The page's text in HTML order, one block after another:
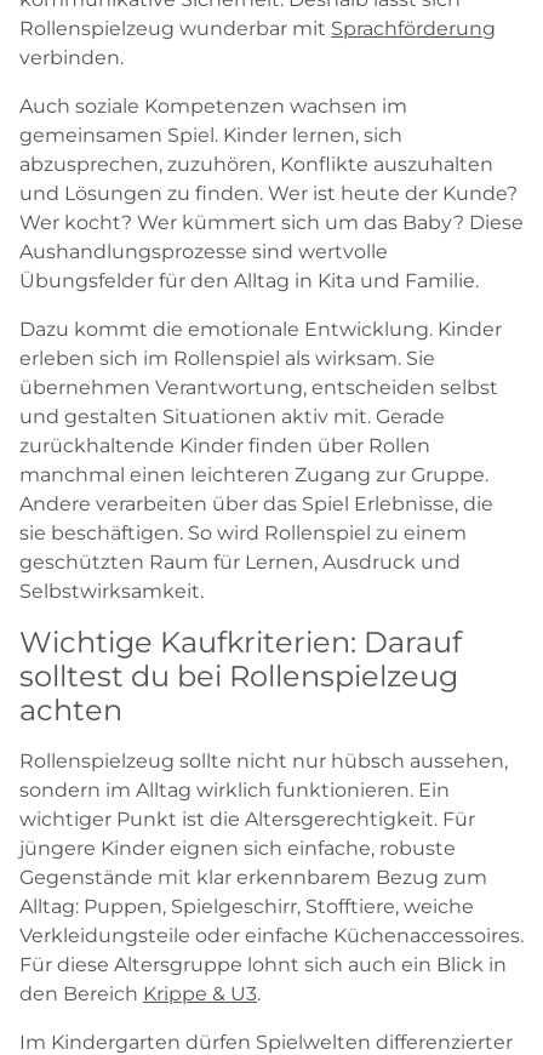
Rollenspielzeug wunderbar mit Sprachförderung
verbinden.
Auch soziale Kompetenzen wachsen im
gemeinsamen Spiel. Kinder lernen, sich
abzusprechen, zuzuhören, Konflikte auszuhalten
und Lösungen zu finden. Wer ist heute der Kunde?
Wer kocht? Wer kümmert sich um das Baby? Diese
Aushandlungsprozesse sind wertvolle
Übungsfelder für den Alltag in Kita und Familie.
Dazu kommt die emotionale Entwicklung. Kinder
erleben sich im Rollenspiel als wirksam. Sie
übernehmen Verantwortung, entscheiden selbst
und gestalten Situationen aktiv mit. Gerade
zurückhaltende Kinder finden über Rollen
manchmal einen leichteren Zugang zur Gruppe.
Andere verarbeiten über das Spiel Erlebnisse, die
sie beschäftigen. So wird Rollenspiel zu einem
geschützten Raum für Lernen, Ausdruck und
Selbstwirksamkeit.
Wichtige Kaufkriterien: Darauf
solltest du bei Rollenspielzeug
achten
Rollenspielzeug sollte nicht nur hübsch aussehen,
sondern im Alltag wirklich funktionieren. Ein
wichtiger Punkt ist die Altersgerechtigkeit. Für
jüngere Kinder eignen sich einfache, robuste
Gegenstände mit klar erkennbarem Bezug zum
Alltag: Puppen, Spielgeschirr, Stofftiere, weiche
Verkleidungsteile oder einfache Küchenaccessoires.
Für diese Altersgruppe lohnt sich auch ein Blick in
den Bereich Krippe & U3.
Im Kindergarten dürfen Spielwelten differenzierter